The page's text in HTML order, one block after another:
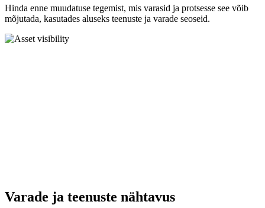
Hinda enne muudatuse tegemist, mis varasid ja protsesse see võib
mõjutada, kasutades aluseks teenuste ja varade seoseid.
Varade ja teenuste nähtavus